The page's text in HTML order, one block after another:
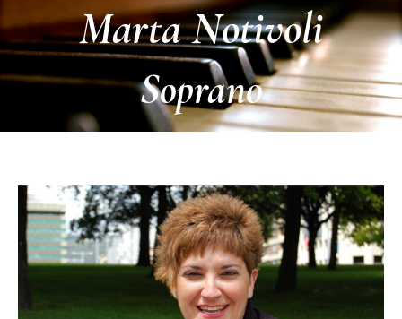
Marta Notivoli
Soprano